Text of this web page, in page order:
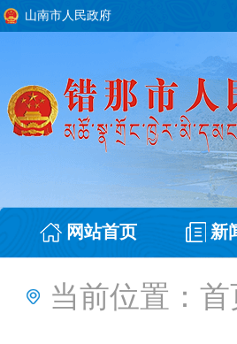
山南市人民政府
网站首页 新
当前位置： 首